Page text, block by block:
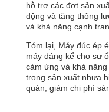
hỗ trợ các đợt sản
động và tăng thông
và khả năng cạnh
Tóm lại, Máy đúc ép
máy đáng kể cho sự
cảm ứng và khả
trong sản xuất nhựa
quán, giảm chi phí